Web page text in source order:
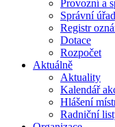
Provozní a
Správní
Registr
Dotace
Rozpočet
Aktuálně
Aktuality
Kalendář
Hlášení
Radniční